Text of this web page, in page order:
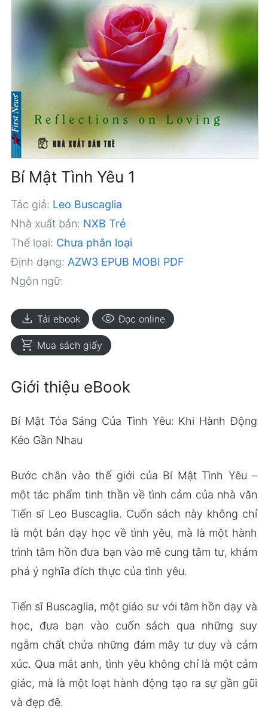
Bí Mật Tình Yêu 1
Tác giả: Leo Buscaglia
Nhà xuất bản: NXB Trẻ
Thể loại: Chưa phân loại
Định dạng: AZW3 EPUB MOBI PDF
Ngôn ngữ:
download Tải ebook visibility Đọc online
shopping_cart Mua sách giấy
Giới thiệu eBook
Bí Mật Tỏa Sáng Của Tình Yêu: Khi Hành Động
Kéo Gần Nhau
Bước chân vào thế giới của Bí Mật Tình Yêu –
một tác phẩm tinh thần về tình cảm của nhà văn
Tiến sĩ Leo Buscaglia. Cuốn sách này không chỉ
là một bản dạy học về tình yêu, mà là một hành
trình tâm hồn đưa bạn vào mê cung tâm tư, khám
phá ý nghĩa đích thực của tình yêu.
Tiến sĩ Buscaglia, một giáo sư với tâm hồn dạy và
học, đưa bạn vào cuốn sách qua những suy
ngẫm chất chứa những đám mây tư duy và cảm
xúc. Qua mắt anh, tình yêu không chỉ là một cảm
giác, mà là một loạt hành động tạo ra sự gần gũi
và đẹp đẽ.